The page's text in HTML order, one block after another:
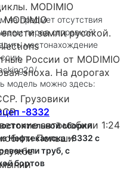
MODIMIO
земли русской.
России от MODIMIO
эпоха. На дорогах
Грузовики
автомобили 1:24
Польши
на предмет отсутствия
перед отправкой!
местонахождение
модель можно здесь:
-8332
сборки
Нефтекамска -8332 с
или труб, с
бортов